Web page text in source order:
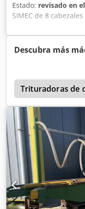
Estado: revisado en
SIMEC de 8
mm, espesor 100
rodillos abatible y
100 mm. Muy buen
desmontada y
francés, por correo
Alexb D Npj Nor
Descubra más
Trituradoras de